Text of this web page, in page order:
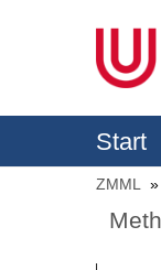
Start
ZMML